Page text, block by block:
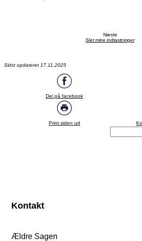
Slet mine indtastninger
Næste
Sidst opdateret 17.11.2025
Del på facebook
Print siden ud
Kontakt
Ældre Sagen